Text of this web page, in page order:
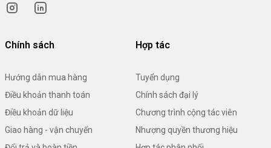
Chính sách
Hướng dẫn mua hàng
Điều khoản thanh toán
Điều khoản dữ liệu
Giao hàng - vận chuyển
Hợp tác
Tuyển dụng
Chính sách đại lý
Chương trình cộng tác viên
Nhượng quyền thương hiệu